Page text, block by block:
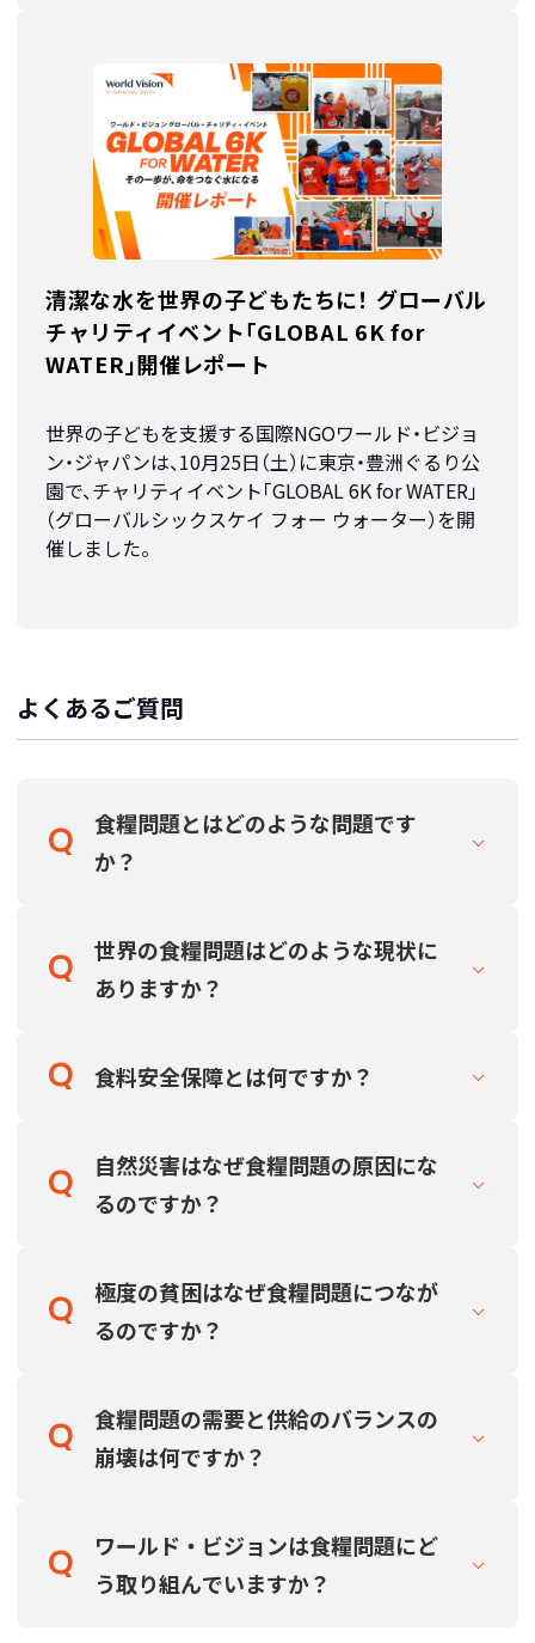
清潔な水を世界の子どもたちに！ グローバル
チャリティイベント「GLOBAL 6K for
WATER」開催レポート
世界の子どもを支援する国際NGOワールド・ビジョ
ン・ジャパンは、10月25日（土）に東京・豊洲ぐるり公
園で、チャリティイベント「GLOBAL 6K for WATER」
（グローバルシックスケイ フォー ウォーター）を開
催しました。
よくあるご質問
食糧問題とはどのような問題です
か？
世界の食糧問題はどのような現状に
ありますか？
食料安全保障とは何ですか？
自然災害はなぜ食糧問題の原因にな
るのですか？
極度の貧困はなぜ食糧問題につなが
るのですか？
食糧問題の需要と供給のバランスの
崩壊は何ですか？
ワールド・ビジョンは食糧問題にど
う取り組んでいますか？